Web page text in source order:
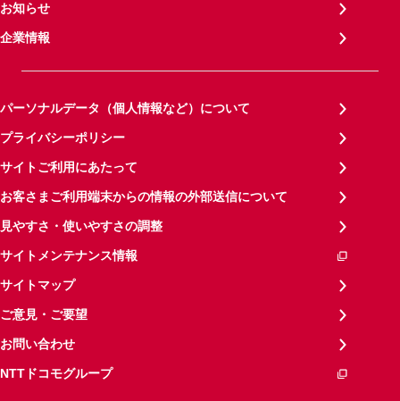
お知らせ
企業情報
パーソナルデータ（個人情報など）について
プライバシーポリシー
サイトご利用にあたって
お客さまご利用端末からの情報の外部送信について
見やすさ・使いやすさの調整
サイトメンテナンス情報
サイトマップ
ご意見・ご要望
お問い合わせ
NTTドコモグループ